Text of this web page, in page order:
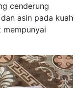
cenderung
asin pada kuah
mempunyai